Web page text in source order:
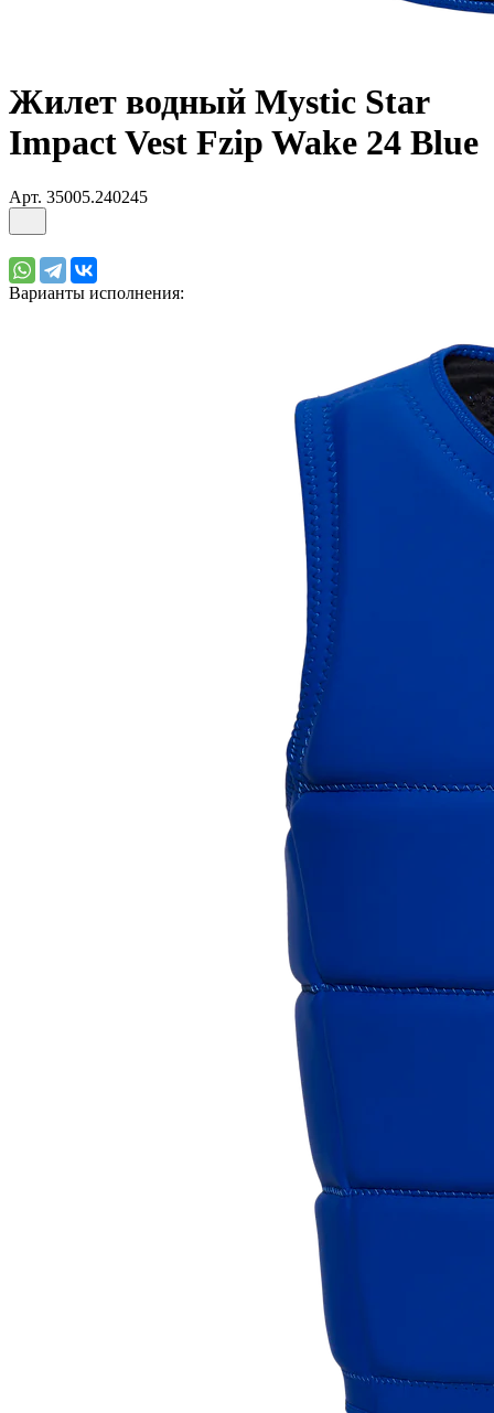
Жилет водный Mystic Star
Impact Vest Fzip Wake 24 Blue
Арт. 35005.240245
Варианты исполнения: